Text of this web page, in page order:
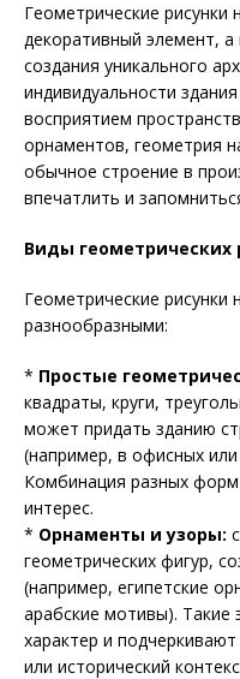
Геометрические рисунки
декоративный элемент,
создания уникального
индивидуальности
восприятием
орнаментов, геометрия
обычное строение в
впечатлить и
Виды геометрических
Геометрические
разнообразными:
* Простые
квадраты, круги,
может придать зданию
(например, в офисных
Комбинация разных
интерес.
* Орнаменты и узоры:
геометрических фигур,
(например, египетские
арабские мотивы).
характер и
или исторический